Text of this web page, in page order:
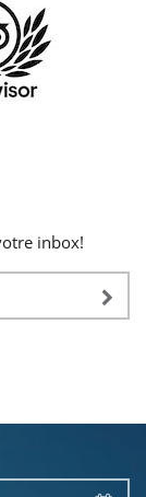
inbox!